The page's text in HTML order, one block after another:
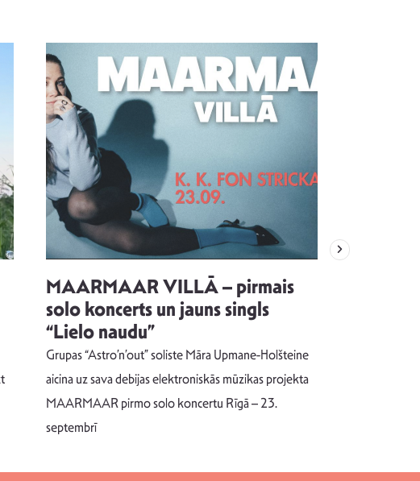
MAARMAAR VILLĀ – pirmais
solo koncerts un jauns singls
“Lielo naudu”
Grupas “Astro’n’out” soliste Māra Upmane-Holšteine
aicina uz sava debijas elektroniskās mūzikas projekta
MAARMAAR pirmo solo koncertu Rīgā – 23.
septembrī